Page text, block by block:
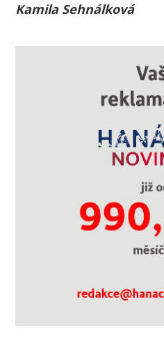
Kamila Sehnálková